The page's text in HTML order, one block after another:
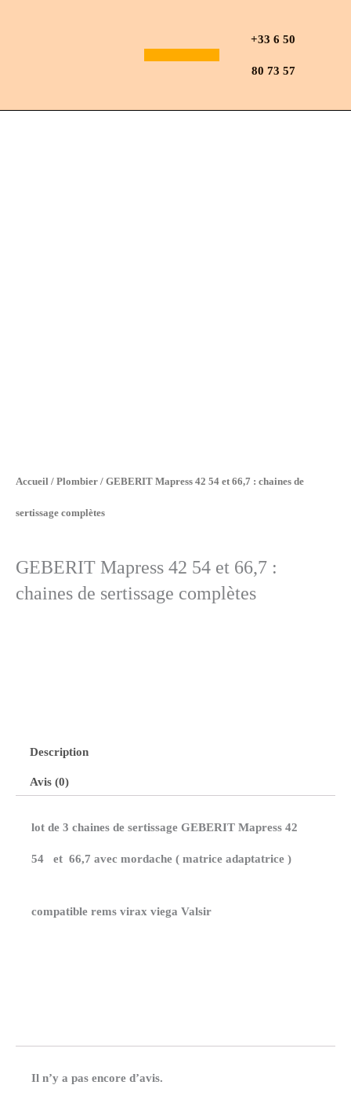
+33 6 50
80 73 57
Accueil / Plombier / GEBERIT Mapress 42 54 et 66,7 : chaines de
sertissage complètes
GEBERIT Mapress 42 54 et 66,7 :
chaines de sertissage complètes
Description
Avis (0)
lot de 3 chaines de sertissage GEBERIT Mapress 42
54 et 66,7 avec mordache ( matrice adaptatrice )
compatible rems virax viega Valsir
Il n’y a pas encore d’avis.